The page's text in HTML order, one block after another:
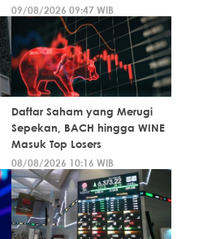
09/08/2026 09:47 WIB
Daftar Saham yang Merugi
Sepekan, BACH hingga WINE
Masuk Top Losers
08/08/2026 10:16 WIB